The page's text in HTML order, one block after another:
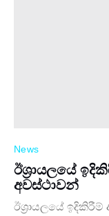
News
ඊශ්‍රායලයේ
අවස්ථාවන්
ඊශ්‍රායලයේ